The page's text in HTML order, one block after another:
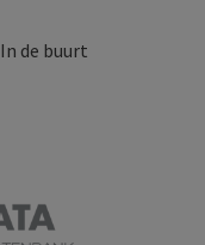
In de buurt